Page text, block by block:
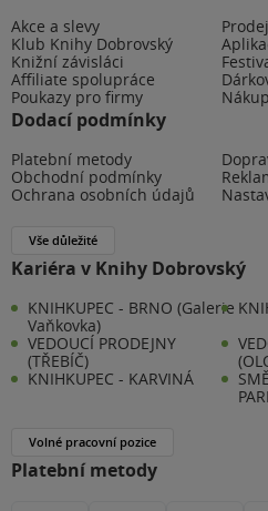
Akce a slevy
Klub Knihy Dobrovský
Knižní závisláci
Affiliate spolupráce
Poukazy pro firmy
Dodací podmínky
Platební metody
Obchodní podmínky
Ochrana osobních údajů
Vše důležité
Kariéra v Knihy Dobrovský
KNIHKUPEC - BRNO (Galerie
Vaňkovka)
VEDOUCÍ PRODEJNY
(TŘEBÍČ)
KNIHKUPEC - KARVINÁ
Volné pracovní pozice
Platební metody